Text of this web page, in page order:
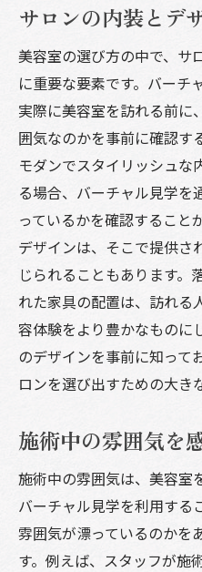
サロンの内装とデ
美容室の選び方の中で、サ
に重要な要素です。バーチ
実際に美容室を訪れる前に
囲気なのかを事前に確認す
モダンでスタイリッシュな
る場合、バーチャル見学を
っているかを確認すること
デザインは、そこで提供さ
じられることもあります。
れた家具の配置は、訪れる
容体験をより豊かなものに
のデザインを事前に知って
ロンを選び出すための大き
施術中の雰囲気を
施術中の雰囲気は、美容室
バーチャル見学を利用する
雰囲気が漂っているのかを
す。例えば、スタッフが施